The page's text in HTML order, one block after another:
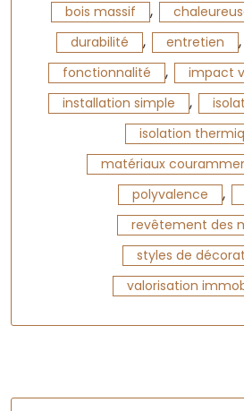
bois massif ,
durabilité , entretien ,
fonctionnalité , impact
installation simple ,
isolation
matériaux
polyvalence ,
revêtement des
styles de
valorisation